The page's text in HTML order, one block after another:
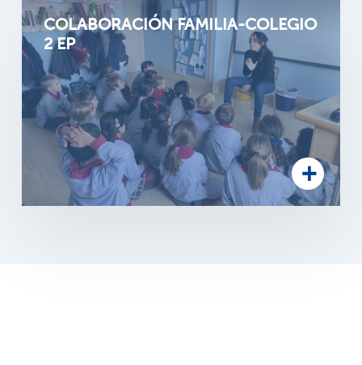
COLABORACIÓN FAMILIA-COLEGIO
2 EP